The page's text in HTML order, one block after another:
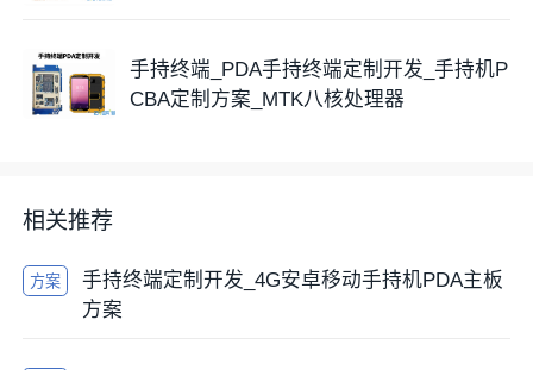
手持终端_PDA手持终端定制开发_手持机P
CBA定制方案_MTK八核处理器
相关推荐
方案
手持终端定制开发_4G安卓移动手持机PDA主板
方案